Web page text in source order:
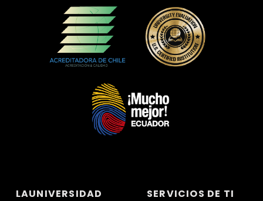
LAUNIVERSIDAD SERVICIOS DE TI